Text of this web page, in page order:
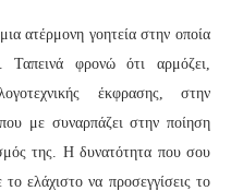
ατέρμονη γοητεία στην οποία
Ταπεινά φρονώ ότι αρμόζει,
έκφρασης, στην
με συναρπάζει στην ποίηση
της. Η δυνατότητα που σου
ελάχιστο να προσεγγίσεις το